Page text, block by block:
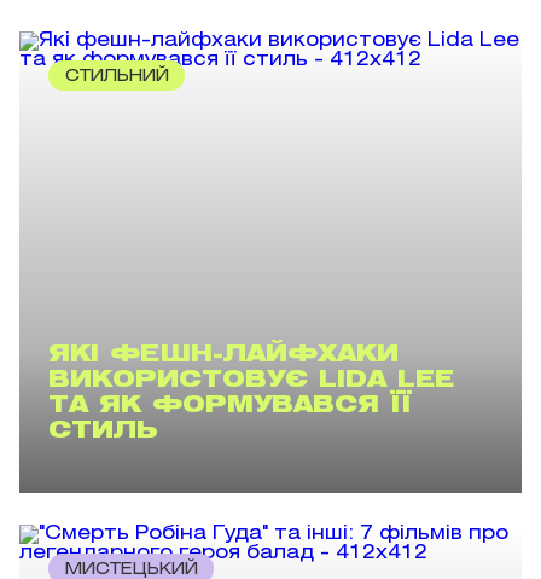
СТИЛЬНИЙ
ЯКІ ФЕШН-ЛАЙФХАКИ
ВИКОРИСТОВУЄ LIDA LEE
ТА ЯК ФОРМУВАВСЯ ЇЇ
СТИЛЬ
МИСТЕЦЬКИЙ